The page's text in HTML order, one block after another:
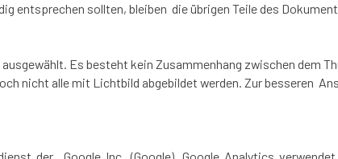
entsprechen sollten, bleiben die übrigen Teile des
Es besteht kein Zusammenhang zwischen dem
nicht alle mit Lichtbild abgebildet werden. Zur besseren